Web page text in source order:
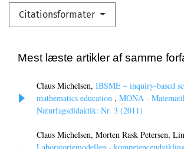
Citationsformater
Mest læste artikler af samme
Claus Michelsen, IBSME – inquiry-based
mathematics education , MONA -
Naturfagsdidaktik: Nr. 3 (2011)
Claus Michelsen, Morten Rask Petersen,